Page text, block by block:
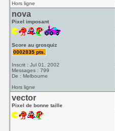
Hors ligne
nova
Pixel imposant
Score au grosquiz
0002835 pts.
Inscrit : Jul 01, 2002
Messages : 799
De : Melbourne
Hors ligne
vector
Pixel de bonne taille